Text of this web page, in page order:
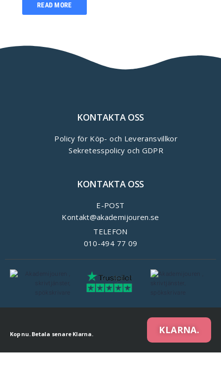
READ MORE
KONTAKTA OSS
Policy för Köp- och Leveransvillkor
Sekretesspolicy och GDPR
KONTAKTA OSS
E-POST
Kontakt@akademijouren.se
TELEFON
010-494 77 09
Kop nu. Betala senare Klarna. KLARNA.